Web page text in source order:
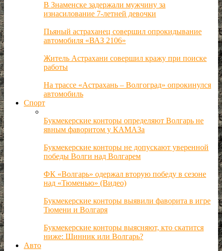
В Знаменске задержали мужчину за
изнасилование 7-летней девочки
Пьяный астраханец совершил опрокидывание
автомобиля «ВАЗ 2106»
Житель Астрахани совершил кражу при поиске
работы
На трассе «Астрахань – Волгоград» опрокинулся
автомобиль
Спорт
Букмекерские конторы определяют Волгарь не
явным фаворитом у КАМАЗа
Букмекерские конторы не допускают уверенной
победы Волги над Волгарем
ФК «Волгарь» одержал вторую победу в сезоне
над «Тюменью» (Видео)
Букмекерские конторы выявили фаворита в игре
Тюмени и Волгаря
Букмекерские конторы выясняют, кто скатится
ниже: Шинник или Волгарь?
Авто